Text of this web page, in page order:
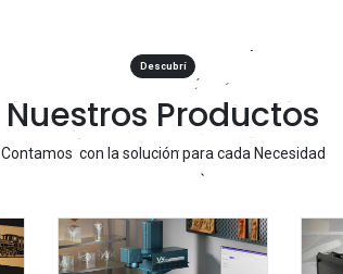
Descubrí
Nuestros Productos
Contamos con la solución para cada Necesidad